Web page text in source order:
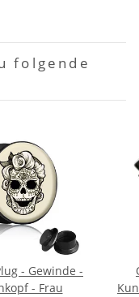
folgende
- Gewinde -
- Frau